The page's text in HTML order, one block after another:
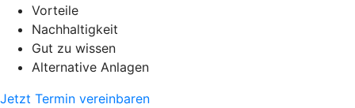
Vorteile
Nachhaltigkeit
Gut zu wissen
Alternative Anlagen
Jetzt Termin vereinbaren